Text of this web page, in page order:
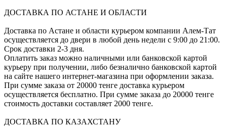
ДОСТАВКА ПО АСТАНЕ И ОБЛАСТИ
Доставка по Астане и области курьером компании Алем-Тат
осуществляется до двери в любой день недели с 9:00 до 21:00.
Срок доставки 2-3 дня.
Оплатить заказ можно наличными или банковской картой
курьеру при получении, либо безналично банковской картой
на сайте нашего интернет-магазина при оформлении заказа.
При сумме заказа от 20000 тенге доставка курьером
осуществляется бесплатно. При сумме заказа до 20000 тенге
стоимость доставки составляет 2000 тенге.
ДОСТАВКА ПО КАЗАХСТАНУ